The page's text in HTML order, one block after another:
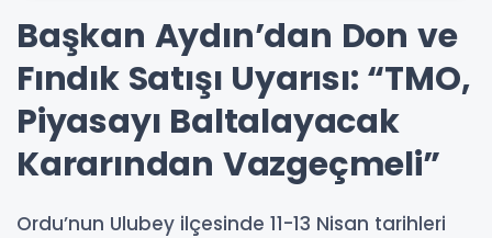
Başkan Aydın’dan Don ve
Fındık Satışı Uyarısı: “TMO,
Piyasayı Baltalayacak
Kararından Vazgeçmeli”
Ordu’nun Ulubey ilçesinde 11-13 Nisan tarihleri